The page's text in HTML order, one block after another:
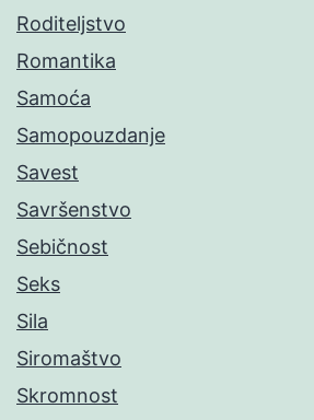
Roditeljstvo
Romantika
Samoća
Samopouzdanje
Savest
Savršenstvo
Sebičnost
Seks
Sila
Siromaštvo
Skromnost